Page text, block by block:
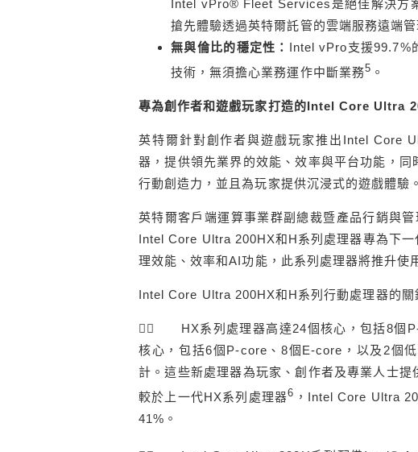
Intel vPro® Fleet Services是絕佳解決方
搶先體驗透過英特爾託管的雲端服務遠端管
無與倫比的穩定性：
Intel vPro支援99.7%
技術，無須擔心業務運作中斷業務5 。
專為創作者和遊戲玩家打造的 Intel Core Ultra
英特爾針對創作者與遊戲玩家推出Intel Core
器，提供領先業界的效能、效率與平台功能，
行動創造力，並且為玩家提供沉浸式的遊戲體驗。
英特爾客戶端運算事業群副總裁暨產品行銷與
Intel Core Ultra 200HX和H系列處理器專為下
理效能、效率和AI功能，此系列處理器將推升使
Intel Core Ultra 200HX和H系列行動處理器的關
． HX系列處理器高達24個核心，包括8個
核心，包括6個P-core、8個E-core，以及2個
計。這些新處理器為玩家、創作者及專業人士
較於上一代HX系列處理器6 ，Intel Core Ultra
41%。